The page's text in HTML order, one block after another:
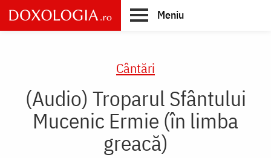
Skip
to
main
Meniu
Cântări
(Audio) Troparul Sfântului
Mucenic Ermie (în limba
greacă)